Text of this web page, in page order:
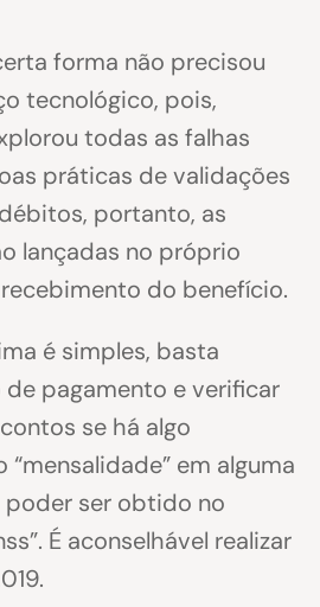
forma não precisou
tecnológico, pois,
todas as falhas
práticas de validações
portanto, as
lançadas no próprio
do benefício.
é simples, basta
pagamento e verificar
se há algo
em alguma
ser obtido no
É aconselhável realizar